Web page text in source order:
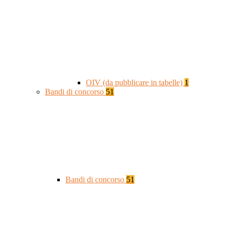
OIV (da pubblicare in tabelle) 1
Bandi di concorso 51
Bandi di concorso 51